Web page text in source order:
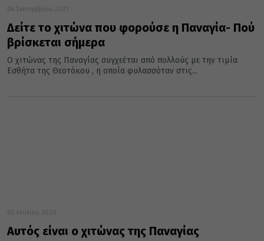
08 Σεπτεμβρίου 2021
Δείτε το χιτώνα που φορούσε η Παναγία- Πού
βρίσκεται σήμερα
Ο χιτώνας της Παναγίας συγχεέται από πολλούς με την τιμία
Εσθήτα της Θεοτόκου , η οποία φυλασσόταν στις...
02 Ιουλίου 2020
Αυτός είναι ο χιτώνας της Παναγίας